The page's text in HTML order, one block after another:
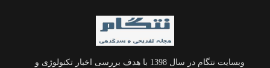
وبسایت نتگام در سال 1398 با هدف بررسی اخبار تکنولوژی و